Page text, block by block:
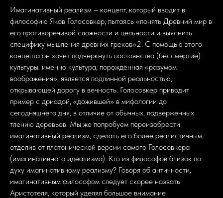
Имагинативный реализм – концепт, который вводит в
философию Яков Голосовкер, пытаясь «понять Древний мир в
его противоречивой сложности и цельности и выяснить
специфику мышления древних греков»2. С помощью этого
концепта он хочет подчеркнуть постоянство (бессмертие)
культуры: именно культура, порожденная «разумом
воображения», является подлинной реальностью,
открывающей дорогу в вечность. Голосовкер приводит
пример с дриадой, «дожившей» в мифологии до
сегодняшнего дня, в отличие от обычных, подверженных
тлению деревьев. Мы же попробуем переизобрести
имагинативный реализм, сделать его более реалистичным,
отделив от платонической версии самого Голосовкера
(имагинативного идеализма). Кто из философов близок по
духу имагинативному реализму? Говоря об античности,
имагинативным философом следует скорее назвать
Аристотеля, который уделял большое внимание